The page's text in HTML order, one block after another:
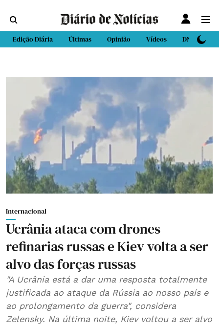
Edição Diária Últimas Opinião Vídeos DN Sport
Internacional
Ucrânia ataca com drones
refinarias russas e Kiev volta a ser
alvo das forças russas
"A Ucrânia está a dar uma resposta totalmente
justificada ao ataque da Rússia ao nosso país e
ao prolongamento da guerra", considera
Zelensky. Na última noite, Kiev voltou a ser alvo